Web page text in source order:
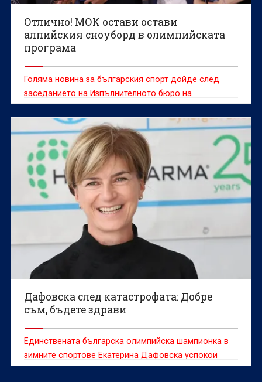
Отлично! МОК остави остави
алпийския сноуборд в олимпийската
програма
Голяма новина за българския спорт дойде след
заседанието на Изпълнителното бюро на
Международния олимпийски комитет (МОК)
Дафовска след катастрофата: Добре
съм, бъдете здрави
Единствената българска олимпийска шампионка в
зимните спортове Екатерина Дафовска успокои
фенове и приятели след претърпяната катастрофа.